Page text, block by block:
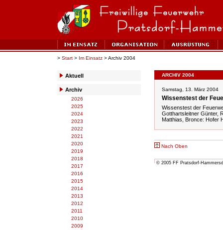
> Start > Im Einsatz > Archiv 2004
Aktuell
Archiv
2026
2025
2024
2023
2022
2021
2020
2019
2018
2017
2016
2015
2014
2013
2012
2011
2010
2009
ARCHIV 2004
Samstag, 13. März 2004
Wissenstest der
Wissenstest der
Gotthartsleitner Günter,
Matthias, Bronce: Hofer
Nach Oben
© 2005 FF Pratsdorf-